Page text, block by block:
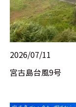
2026/07/11
宮古島台風9号